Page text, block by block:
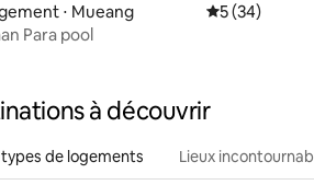
⋅ Mueang Évaluation
5 (34)
Para pool
à découvrir
de logements Lieux